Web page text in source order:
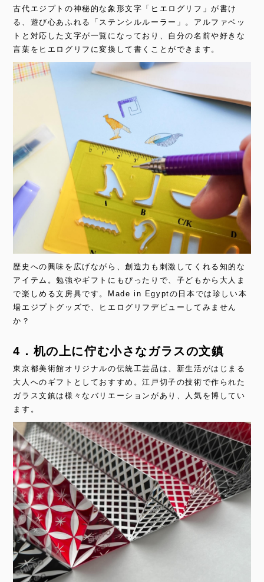
古代エジプトの神秘的な象形文字「ヒエログリフ」が書け
る、遊び心あふれる「ステンシルルーラー」。アルファベッ
トと対応した文字が一覧になっており、自分の名前や好きな
言葉をヒエログリフに変換して書くことができます。
歴史への興味を広げながら、創造力も刺激してくれる知的な
アイテム。勉強やギフトにもぴったりで、子どもから大人ま
で楽しめる文房具です。Made in Egyptの日本では珍しい本
場エジプトグッズで、ヒエログリフデビューしてみません
か？
4．机の上に佇む小さなガラスの文鎮
東京都美術館オリジナルの伝統工芸品は、新生活がはじまる
大人へのギフトとしておすすめ。江戸切子の技術で作られた
ガラス文鎮は様々なバリエーションがあり、人気を博してい
ます。